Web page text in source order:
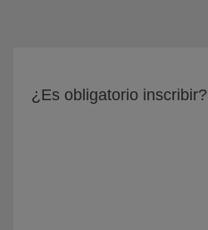
¿Es obligatorio inscribir?